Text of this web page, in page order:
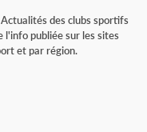
des clubs sportifs
l'info publiée sur les sites
et par région.